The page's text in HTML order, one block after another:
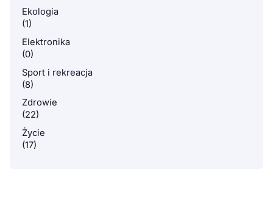
Ekologia
(1)
Elektronika
(0)
Sport i rekreacja
(8)
Zdrowie
(22)
Życie
(17)